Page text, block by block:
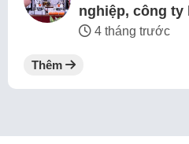
nghiệp, công
4 tháng trước
Thêm